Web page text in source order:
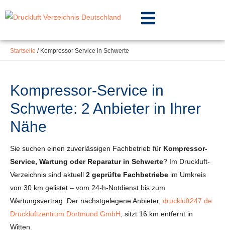
springen
Inhalt
Startseite / Kompressor Service in Schwerte
Kompressor-Service in
Schwerte: 2 Anbieter in Ihrer
Nähe
Sie suchen einen zuverlässigen Fachbetrieb für Kompressor-
Service, Wartung oder Reparatur in Schwerte? Im Druckluft-
Verzeichnis sind aktuell 2 geprüfte Fachbetriebe im Umkreis
von 30 km gelistet – vom 24-h-Notdienst bis zum
Wartungsvertrag. Der nächstgelegene Anbieter, druckluft247.de
Druckluftzentrum Dortmund GmbH , sitzt 16 km entfernt in
Witten.